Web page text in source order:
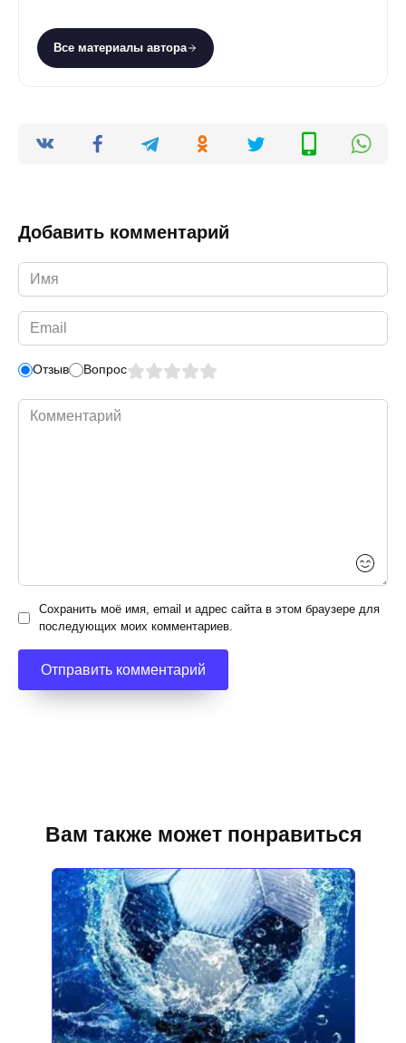
Все материалы автора
Добавить комментарий
Имя
*
Email
*
Отзыв Вопрос
Комментарий
Сохранить моё имя, email и адрес сайта в этом браузере для
последующих моих комментариев.
Вам также может понравиться